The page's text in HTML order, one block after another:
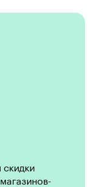
скидки